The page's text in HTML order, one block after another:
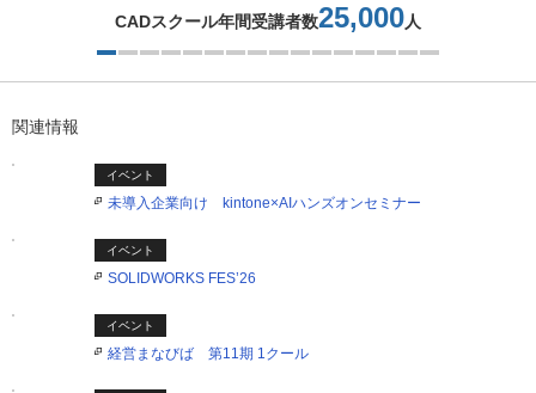
電話サポート月間対応件数約150,000
関連情報
イベント
未導入企業向け kintone×AIハンズオンセミナー
イベント
SOLIDWORKS FES’26
イベント
経営まなびば 第11期 1クール